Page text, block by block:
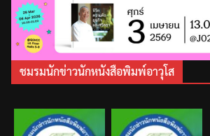
ชมรมนักข่าวนักหนังสือพิมพ์อาวุโส